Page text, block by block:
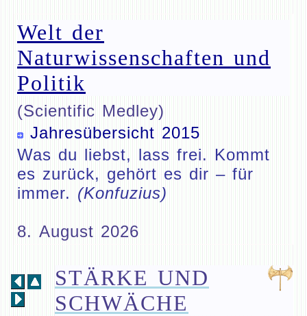
Welt der
Naturwissenschaften und
Politik
(Scientific Medley)
Jahresübersicht 2015
Was du liebst, lass frei. Kommt
es zurück, gehört es dir – für
immer. (Konfuzius)
8. August 2026
STÄRKE UND
SCHWÄCHE